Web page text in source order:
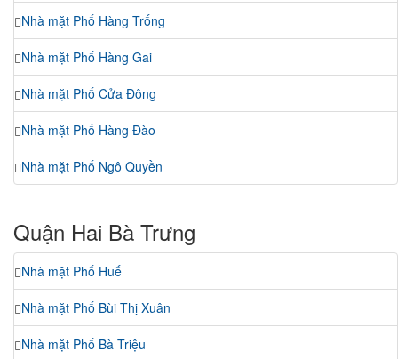
Nhà mặt Phố Hàng Trống
Nhà mặt Phố Hàng Gai
Nhà mặt Phố Cửa Đông
Nhà mặt Phố Hàng Đào
Nhà mặt Phố Ngô Quyền
Quận Hai Bà Trưng
Nhà mặt Phố Huế
Nhà mặt Phố Bùi Thị Xuân
Nhà mặt Phố Bà Triệu